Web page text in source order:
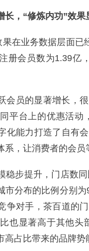
长，“修炼内功”效果
果在业务数据层面
册会员数为1.39亿
会员的显著增长，
平台上的优惠活
化能力打造了自有
，让消费者的会员
稳步提升，门店数
市分布的比例分别
争对手，茶百道的
也显著高于其他
占比带来的品牌势